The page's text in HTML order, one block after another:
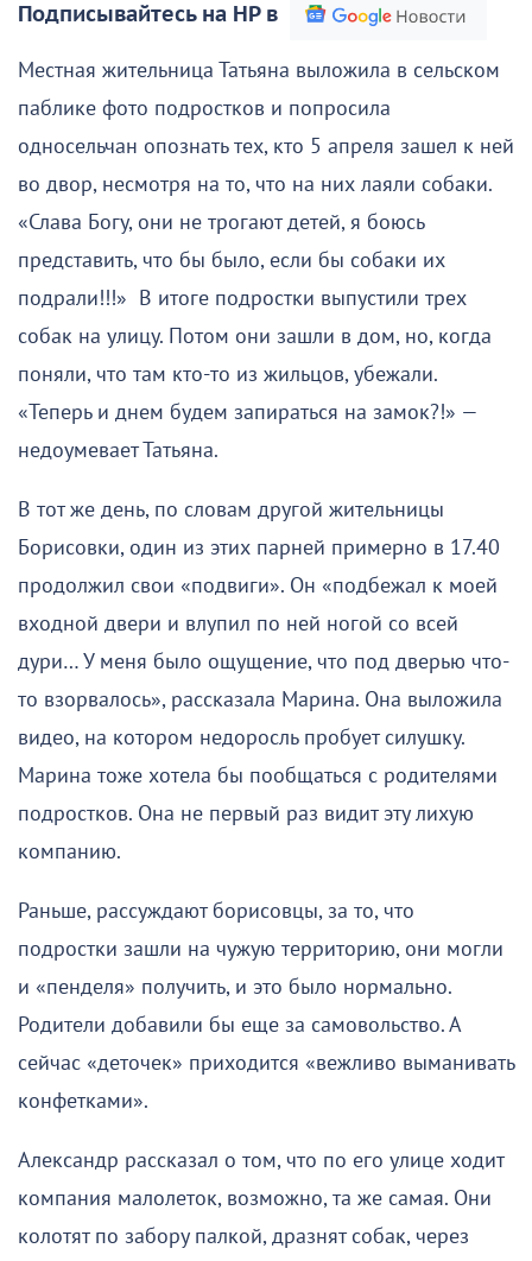
Подписывайтесь на НР в
Местная жительница Татьяна выложила в сельском
паблике фото подростков и попросила
односельчан опознать тех, кто 5 апреля зашел к ней
во двор, несмотря на то, что на них лаяли собаки.
«Слава Богу, они не трогают детей, я боюсь
представить, что бы было, если бы собаки их
подрали!!!» В итоге подростки выпустили трех
собак на улицу. Потом они зашли в дом, но, когда
поняли, что там кто-то из жильцов, убежали.
«Теперь и днем будем запираться на замок?!» —
недоумевает Татьяна.
В тот же день, по словам другой жительницы
Борисовки, один из этих парней примерно в 17.40
продолжил свои «подвиги». Он «подбежал к моей
входной двери и влупил по ней ногой со всей
дури… У меня было ощущение, что под дверью что-
то взорвалось», рассказала Марина. Она выложила
видео, на котором недоросль пробует силушку.
Марина тоже хотела бы пообщаться с родителями
подростков. Она не первый раз видит эту лихую
компанию.
Раньше, рассуждают борисовцы, за то, что
подростки зашли на чужую территорию, они могли
и «пенделя» получить, и это было нормально.
Родители добавили бы еще за самовольство. А
сейчас «деточек» приходится «вежливо выманивать
конфетками».
Александр рассказал о том, что по его улице ходит
компания малолеток, возможно, та же самая. Они
колотят по забору палкой, дразнят собак, через